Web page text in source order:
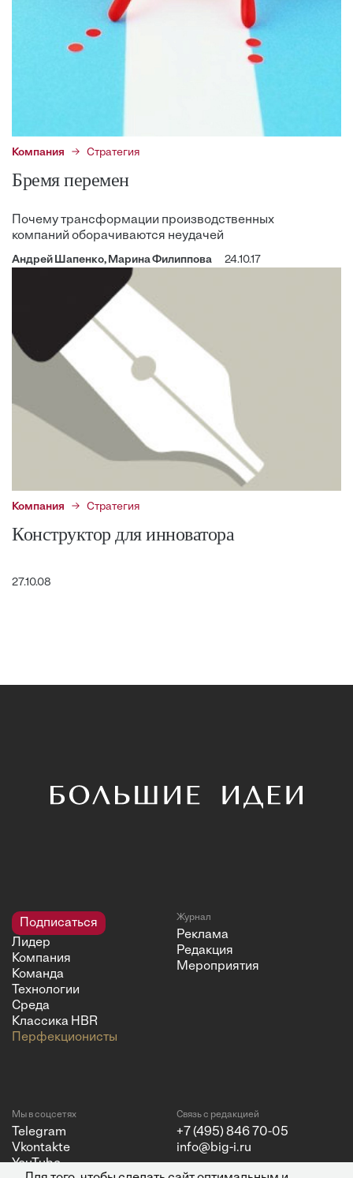
Компания Стратегия
Бремя перемен
Почему трансформации производственных
компаний оборачиваются неудачей
Андрей Шапенко, Марина Филиппова 24.10.17
Компания Стратегия
Конструктор для инноватора
27.10.08
Подписаться
Лидер
Компания
Команда
Технологии
Среда
Классика HBR
Перфекционисты
Журнал
Реклама
Редакция
Мероприятия
Мы в соцсетях
Telegram
Vkontakte
YouTube
Связь с редакцией
+7 (495) 846 70-05
info@big-i.ru